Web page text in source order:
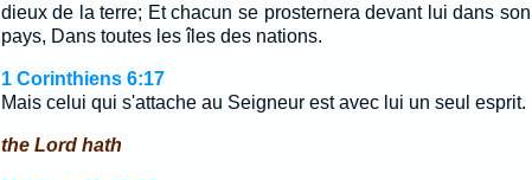
dieux de la terre; Et chacun se prosternera devant lui dans son
pays, Dans toutes les îles des nations.
1 Corinthiens 6:17
Mais celui qui s'attache au Seigneur est avec lui un seul esprit.
the Lord hath